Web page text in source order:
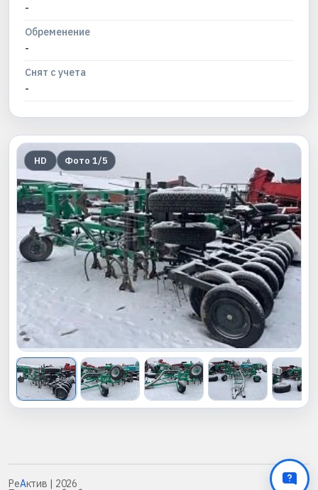
-
Обременение
-
Снят с учета
-
HD Фото 1/5
РеАктив | 2026